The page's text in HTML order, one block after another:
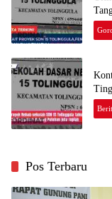
Pos Terbaru